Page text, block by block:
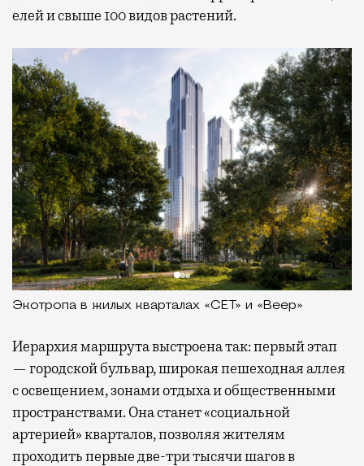
елей и свыше 100 видов растений.
Экотропа в жилых кварталах «СЕТ» и «Веер»
Иерархия маршрута выстроена так: первый этап
— городской бульвар, широкая пешеходная аллея
с освещением, зонами отдыха и общественными
пространствами. Она станет «социальной
артерией» кварталов, позволяя жителям
проходить первые две-три тысячи шагов в